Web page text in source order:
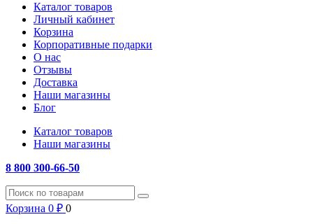
Каталог товаров
Личный кабинет
Корзина
Корпоративные подарки
О нас
Отзывы
Доставка
Наши магазины
Блог
Каталог товаров
Наши магазины
8 800 300-66-50
Корзина 0 ₽ 0